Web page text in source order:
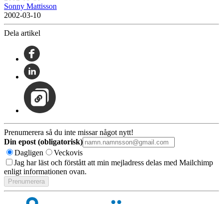
Sonny Mattisson
2002-03-10
Dela artikel
Prenumerera så du inte missar något nytt!
Din epost (obligatorisk)
Dagligen
Veckovis
Jag har läst och förstått att min mejladress delas med Mailchimp
enligt informationen ovan.